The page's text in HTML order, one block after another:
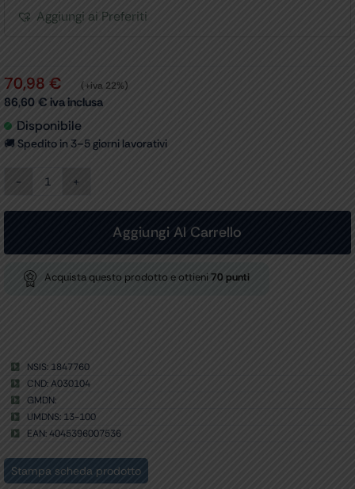
Aggiungi ai Preferiti
70,98 € (+iva 22%)
86,60 € iva inclusa
Disponibile
🚚 Spedito in 3–5 giorni lavorativi
BRACCIALE
RIESTER
ml
quantità
Aggiungi Al Carrello
Acquista questo prodotto e ottieni 70 punti
NSIS: 1847760
CND: A030104
GMDN:
UMDNS: 13-100
EAN: 4045396007536
Stampa scheda prodotto